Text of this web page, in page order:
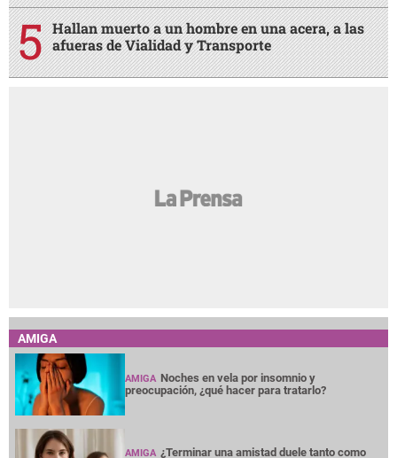
Hallan muerto a un hombre en una acera, a las
afueras de Vialidad y Transporte
AMIGA
AMIGA Noches en vela por insomnio y
preocupación, ¿qué hacer para tratarlo?
AMIGA ¿Terminar una amistad duele tanto como